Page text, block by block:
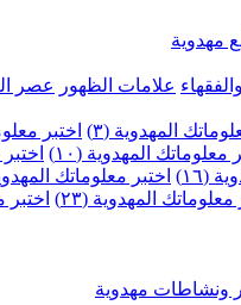
مهدوية
علامات الظهور عصر
المهدوية (٣) اختبر
معلوماتك المهدوية (١٠)
(١٦) اختبر معلوماتك
معلوماتك المهدوية (٢٣)
اختبر
ونشاطات مهدوية